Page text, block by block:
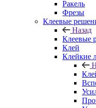
Ракель
Фрезы
Клеевые
Назад
Клеевые
Клей
Клейкие